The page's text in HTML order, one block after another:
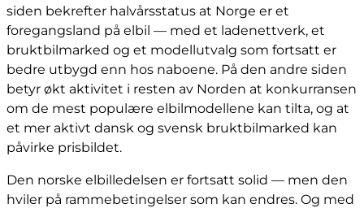
siden bekrefter halvårsstatus at Norge er et
foregangsland på elbil — med et ladenettverk, et
bruktbilmarked og et modellutvalg som fortsatt er
bedre utbygd enn hos naboene. På den andre siden
betyr økt aktivitet i resten av Norden at konkurransen
om de mest populære elbilmodellene kan tilta, og at
et mer aktivt dansk og svensk bruktbilmarked kan
påvirke prisbildet.
Den norske elbilledelsen er fortsatt solid — men den
hviler på rammebetingelser som kan endres. Og med